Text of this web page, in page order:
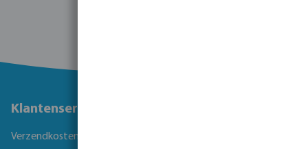
Klantenservice
Verzendkosten